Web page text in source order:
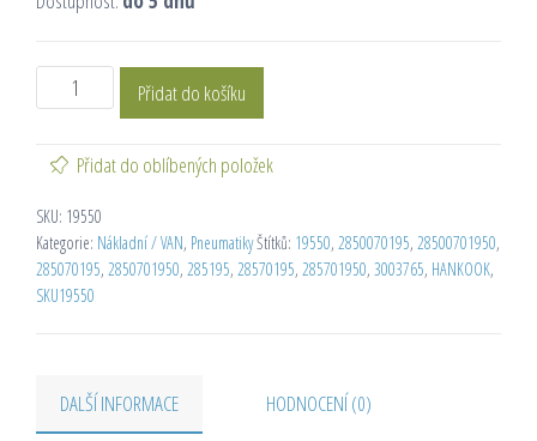
Přidat do košíku
Přidat do oblíbených položek
SKU: 19550
Kategorie: Nákladní / VAN, PneumatikyŠtítků: 19550, 2850070195, 28500701950,
285070195, 2850701950, 285195, 28570195, 285701950, 3003765, HANKOOK,
SKU19550
DALŠÍ INFORMACE HODNOCENÍ (0)